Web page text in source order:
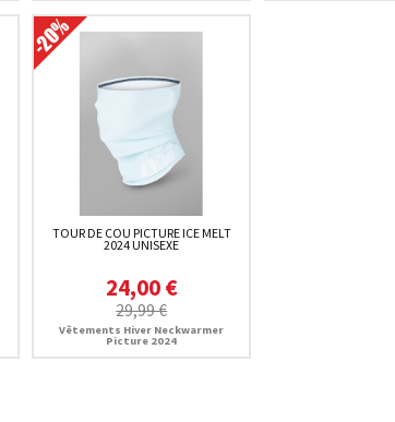
TOUR DE COU PICTURE ICE MELT
2024 UNISEXE
24,00 €
29,99 €
Vêtements Hiver Neckwarmer
Picture 2024